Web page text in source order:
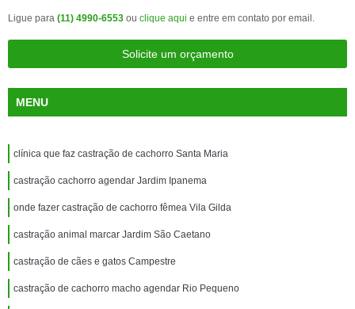
Ligue para (11) 4990-6553 ou clique aqui e entre em contato por email.
Solicite um orçamento
MENU
clínica que faz castração de cachorro Santa Maria
castração cachorro agendar Jardim Ipanema
onde fazer castração de cachorro fêmea Vila Gilda
castração animal marcar Jardim São Caetano
castração de cães e gatos Campestre
castração de cachorro macho agendar Rio Pequeno